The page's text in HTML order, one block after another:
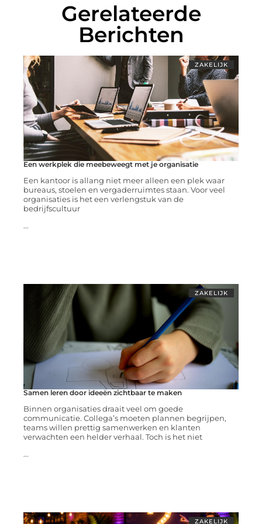
Gerelateerde
Berichten
ZAKELIJK
Een werkplek die meebeweegt met je organisatie
Een kantoor is allang niet meer alleen een plek waar
bureaus, stoelen en vergaderruimtes staan. Voor veel
organisaties is het een verlengstuk van de
bedrijfscultuur
...
ZAKELIJK
Samen leren door ideeën zichtbaar te maken
Binnen organisaties draait veel om goede
communicatie. Collega’s moeten plannen begrijpen,
teams willen prettig samenwerken en klanten
verwachten een helder verhaal. Toch is het niet
...
ZAKELIJK